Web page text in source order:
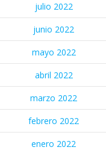
julio 2022
junio 2022
mayo 2022
abril 2022
marzo 2022
febrero 2022
enero 2022